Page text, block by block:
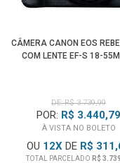
• Um módulo de
imagens na
americanos GPS,
Michibiki para uma
• Um intervalômetro
CÂMERA CANON EOS
COM LENTE EF-S 18-
DE: R$ 3.739,99
POR: R$ 3.440,79
À VISTA NO BOLETO
OU 12X DE R$
TOTAL PARCELADO R$